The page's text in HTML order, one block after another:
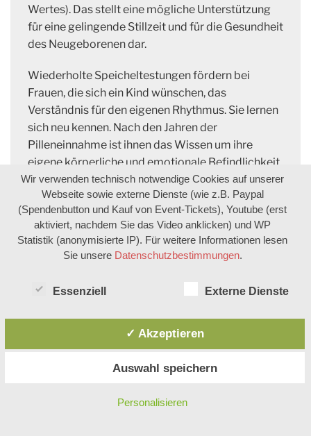
Wertes). Das stellt eine mögliche Unterstützung
für eine gelingende Stillzeit und für die Gesundheit
des Neugeborenen dar.
Wiederholte Speicheltestungen fördern bei
Frauen, die sich ein Kind wünschen, das
Verständnis für den eigenen Rhythmus. Sie lernen
sich neu kennen. Nach den Jahren der
Pilleneinnahme ist ihnen das Wissen um ihre
eigene körperliche und emotionale Befindlichkeit
in ihrem Zyklus oft verloren gegangen. Sie kennen
ihren Hormonstatus, achten wieder auf eigene
Körperzeichen und wissen, wann es Zeit für den
ungeschützten Verkehr ist.
Mit diesem Wissen entsteht auch für die Männer
Körper. Es zeigt ihnen auf, dass sie die gleichen
anderen Verhältnis, dass auch sie „unterversorgt“
sein können oder sogar von hochdosierten
Progesterongaben des letzten IVF-Versuches
dieses genaue und achtsame Befunden und das
Wir verwenden technisch notwendige Cookies auf unserer
Webseite sowie externe Dienste (wie z.B. Paypal
(Spendenbutton und Kauf von Event-Tickets), Youtube (erst
aktiviert, nachdem Sie das Video anklicken) und WP
Statistik (anonymisierte IP). Für weitere Informationen lesen
Sie unsere Datenschutzbestimmungen.
Essenziell Externe Dienste
✓ Akzeptieren
Auswahl speichern
Personalisieren